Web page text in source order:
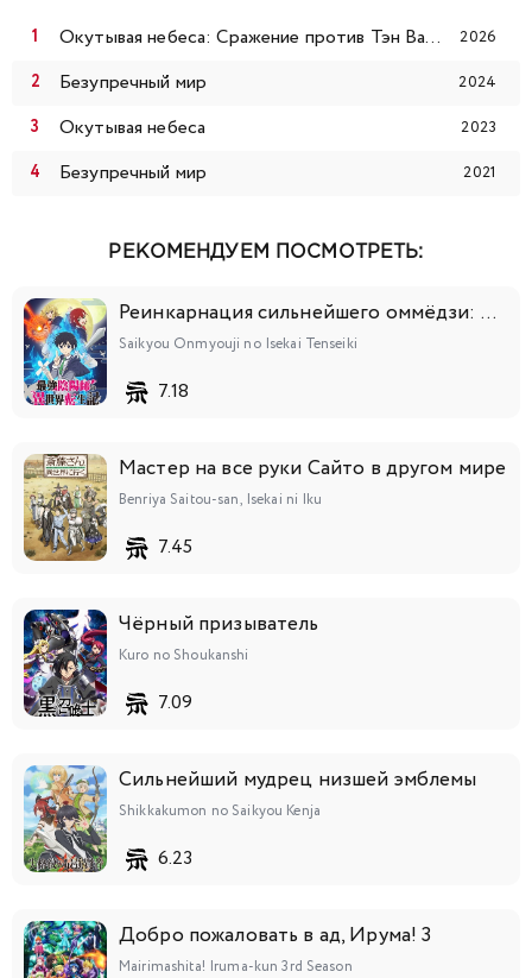
Окутывая небеса: Сражение против Тэн Вана с медным гробом 2026
Безупречный мир 2024
Окутывая небеса 2023
Безупречный мир 2021
РЕКОМЕНДУЕМ ПОСМОТРЕТЬ:
Реинкарнация сильнейшего оммёдзи: Эти монстры слишком слабы по сравнению с моим ёкаем
Saikyou Onmyouji no Isekai Tenseiki
7.18
Мастер на все руки Сайто в другом мире
Benriya Saitou-san, Isekai ni Iku
7.45
Чёрный призыватель
Kuro no Shoukanshi
7.09
Сильнейший мудрец низшей эмблемы
Shikkakumon no Saikyou Kenja
6.23
Добро пожаловать в ад, Ирума! 3
Mairimashita! Iruma-kun 3rd Season